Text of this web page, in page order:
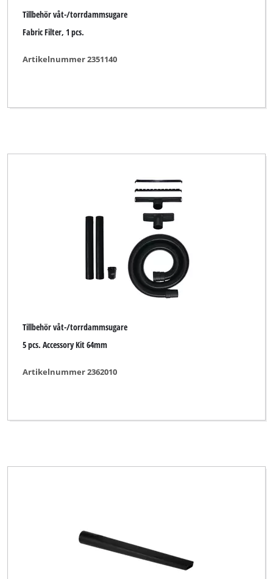
Tillbehör våt-/torrdammsugare
Fabric Filter, 1 pcs.
Artikelnummer 2351140
Tillbehör våt-/torrdammsugare
5 pcs. Accessory Kit 64mm
Artikelnummer 2362010